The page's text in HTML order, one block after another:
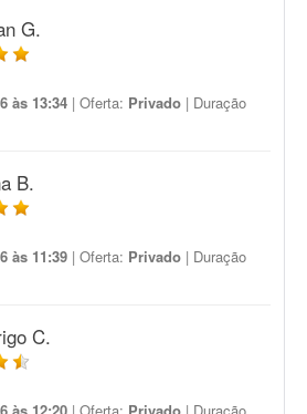
G.
às 13:34 | Oferta: Privado | Duração
B.
às 11:39 | Oferta: Privado | Duração
C.